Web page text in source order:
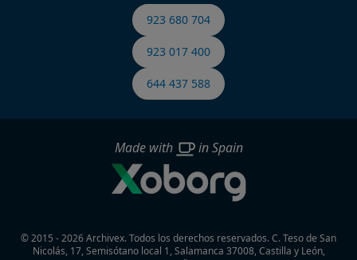
923 680 704
923 017 400
644 437 588
Made with in Spain
© 2015 - 2026 Archivex. Todos los derechos reservados.C. Teso de San
Nicolás, 17, Semisótano local 1, Salamanca 37008, Castilla y León,